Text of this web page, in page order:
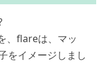
、flareは、マッ
をイメージしまし